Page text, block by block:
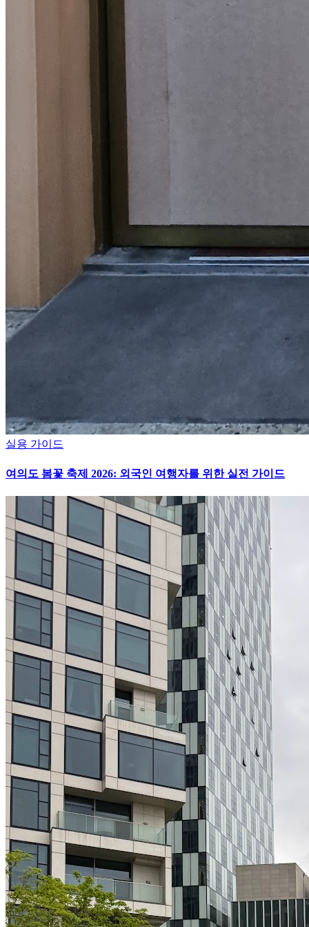
실용 가이드
여의도 봄꽃 축제 2026: 외국인 여행자를 위한 실전 가이드